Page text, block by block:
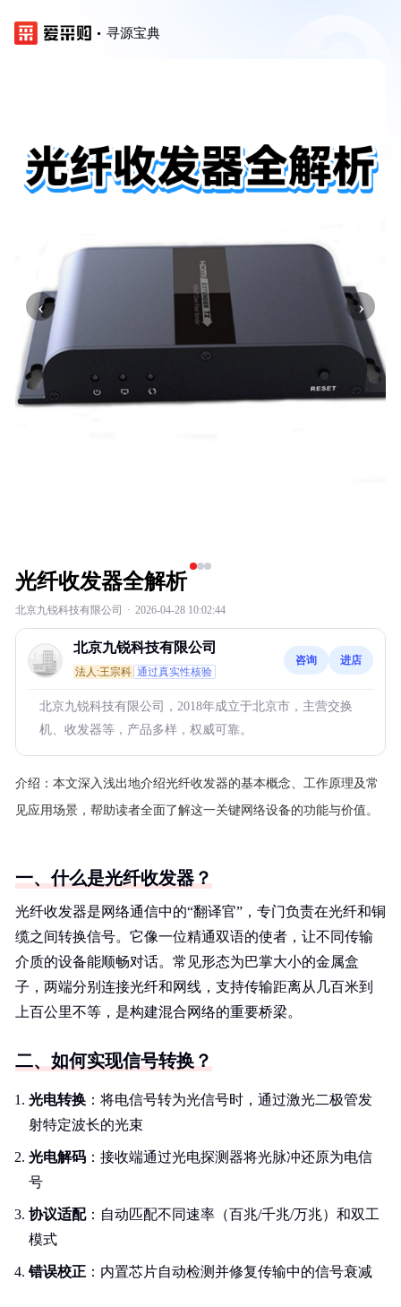
寻源宝典
‹ ›
光纤收发器全解析
北京九锐科技有限公司 · 2026-04-28 10:02:44
北京九锐科技有限公司
法人:王宗科 通过真实性核验
咨询 进店
北京九锐科技有限公司，2018年成立于北京市，主营交换
机、收发器等，产品多样，权威可靠。
介绍： 本文深入浅出地介绍光纤收发器的基本概念、工作原理及常
见应用场景，帮助读者全面了解这一关键网络设备的功能与价值。
一、什么是光纤收发器？
光纤收发器是网络通信中的“翻译官”，专门负责在光纤和铜
缆之间转换信号。它像一位精通双语的使者，让不同传输
介质的设备能顺畅对话。常见形态为巴掌大小的金属盒
子，两端分别连接光纤和网线，支持传输距离从几百米到
上百公里不等，是构建混合网络的重要桥梁。
二、如何实现信号转换？
光电转换 ：将电信号转为光信号时，通过激光二极管发
射特定波长的光束
光电解码 ：接收端通过光电探测器将光脉冲还原为电信
号
协议适配：自动匹配不同速率（百兆/千兆/万兆）和双工
模式
错误校正 ：内置芯片自动检测并修复传输中的信号衰减